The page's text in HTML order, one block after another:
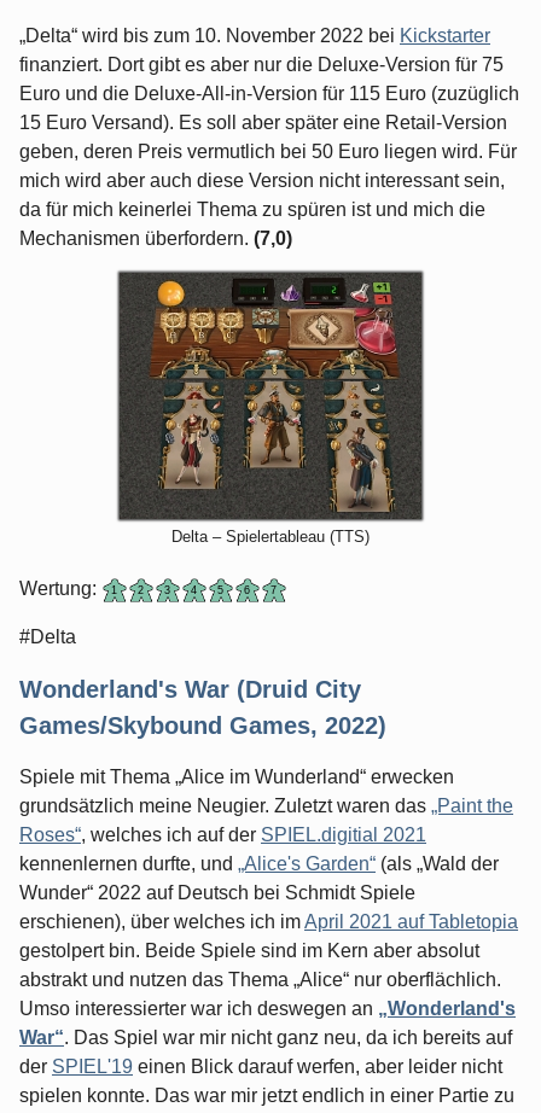
„Delta“ wird bis zum 10. November 2022 bei Kickstarter
finanziert. Dort gibt es aber nur die Deluxe-Version für 75
Euro und die Deluxe-All-in-Version für 115 Euro (zuzüglich
15 Euro Versand). Es soll aber später eine Retail-Version
geben, deren Preis vermutlich bei 50 Euro liegen wird. Für
mich wird aber auch diese Version nicht interessant sein,
da für mich keinerlei Thema zu spüren ist und mich die
Mechanismen überfordern. (7,0)
Delta – Spielertableau (TTS)
Wertung:
#Delta
Wonderland's War (Druid City
Games/Skybound Games, 2022)
Spiele mit Thema „Alice im Wunderland“ erwecken
grundsätzlich meine Neugier. Zuletzt waren das „Paint the
Roses“, welches ich auf der SPIEL.digitial 2021
kennenlernen durfte, und „Alice's Garden“ (als „Wald der
Wunder“ 2022 auf Deutsch bei Schmidt Spiele
erschienen), über welches ich imApril 2021 auf Tabletopia
gestolpert bin. Beide Spiele sind im Kern aber absolut
abstrakt und nutzen das Thema „Alice“ nur oberflächlich.
Umso interessierter war ich deswegen an „Wonderland's
War“. Das Spiel war mir nicht ganz neu, da ich bereits auf
der SPIEL'19 einen Blick darauf werfen, aber leider nicht
spielen konnte. Das war mir jetzt endlich in einer Partie zu